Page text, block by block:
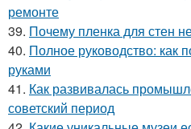
ремонте
39. Почему пленка для стен
40. Полное руководство: как
руками
41. Как развивалась
советский период